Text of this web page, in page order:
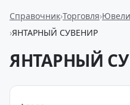
Справочник Торговля
ЯНТАРНЫЙ СУВЕНИР
ЯНТАРНЫЙ